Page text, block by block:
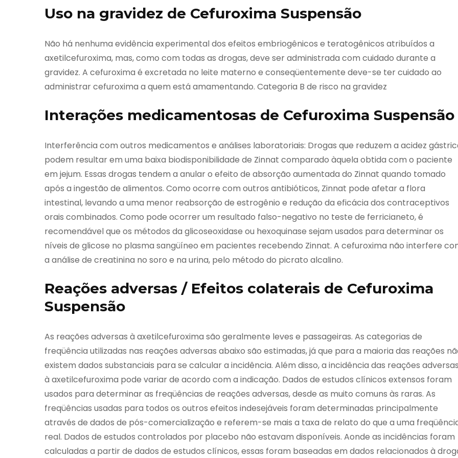
Uso na gravidez de Cefuroxima Suspensão
Não há nenhuma evidência experimental dos efeitos embriogênicos e teratogênicos atribuídos a
axetilcefuroxima, mas, como com todas as drogas, deve ser administrada com cuidado durante a
gravidez. A cefuroxima é excretada no leite materno e conseqüentemente deve-se ter cuidado ao
administrar cefuroxima a quem está amamentando. Categoria B de risco na gravidez
Interações medicamentosas de Cefuroxima Suspensão
Interferência com outros medicamentos e análises laboratoriais: Drogas que reduzem a acidez
podem resultar em uma baixa biodisponibilidade de Zinnat comparado àquela obtida com o paciente
em jejum. Essas drogas tendem a anular o efeito de absorção aumentada do Zinnat quando tomado
após a ingestão de alimentos. Como ocorre com outros antibióticos, Zinnat pode afetar a flora
intestinal, levando a uma menor reabsorção de estrogênio e redução da eficácia dos contraceptivos
orais combinados. Como pode ocorrer um resultado falso-negativo no teste de ferricianeto, é
recomendável que os métodos da glicoseoxidase ou hexoquinase sejam usados para determinar os
níveis de glicose no plasma sangüíneo em pacientes recebendo Zinnat. A cefuroxima não interfere
a análise de creatinina no soro e na urina, pelo método do picrato alcalino.
Reações adversas / Efeitos colaterais de Cefuroxima
Suspensão
As reações adversas à axetilcefuroxima são geralmente leves e passageiras. As categorias de
freqüência utilizadas nas reações adversas abaixo são estimadas, já que para a maioria das reações
existem dados substanciais para se calcular a incidência. Além disso, a incidência das reações adversas
à axetilcefuroxima pode variar de acordo com a indicação. Dados de estudos clínicos extensos foram
usados para determinar as freqüências de reações adversas, desde as muito comuns às raras. As
freqüências usadas para todos os outros efeitos indesejáveis foram determinadas principalmente
através de dados de pós-comercialização e referem-se mais a taxa de relato do que a uma
real. Dados de estudos controlados por placebo não estavam disponíveis. Aonde as incidências foram
calculadas a partir de dados de estudos clínicos, essas foram baseadas em dados relacionados à